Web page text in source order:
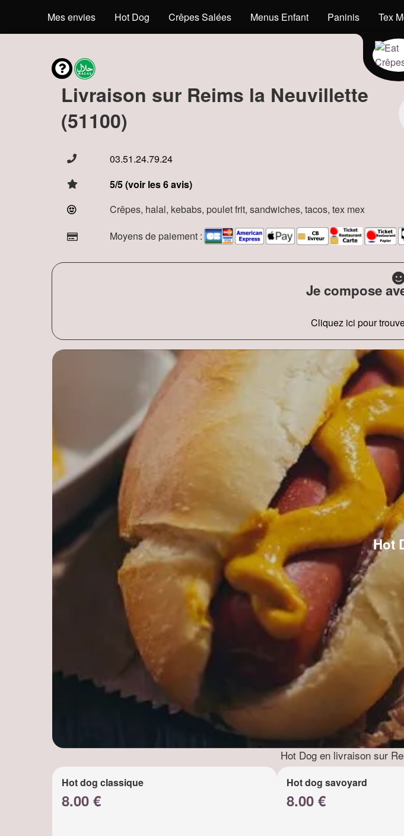
Mes envies Hot Dog Crêpes Salées Menus Enfant Paninis Tex
Livraison sur Reims la Neuvillette
(51100)
03.51.24.79.24
5/5 (voir les 6 avis)
Crêpes, halal, kebabs, poulet frit, sandwiches, tacos, tex mex
Moyens de paiement :
Je compose
Cliquez ici pour
Hot
Hot Dog en livraison sur
Hot dog classique
8.00 €
Hot dog savoyard
8.00 €